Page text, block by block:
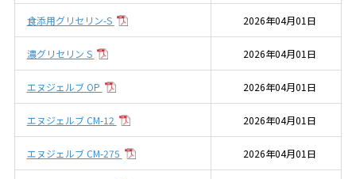
食添用グリセリン-S 2026年04月01日
濃グリセリン S 2026年04月01日
エヌジェルブ OP 2026年04月01日
エヌジェルブ CM-12 2026年04月01日
エヌジェルブ CM-275 2026年04月01日